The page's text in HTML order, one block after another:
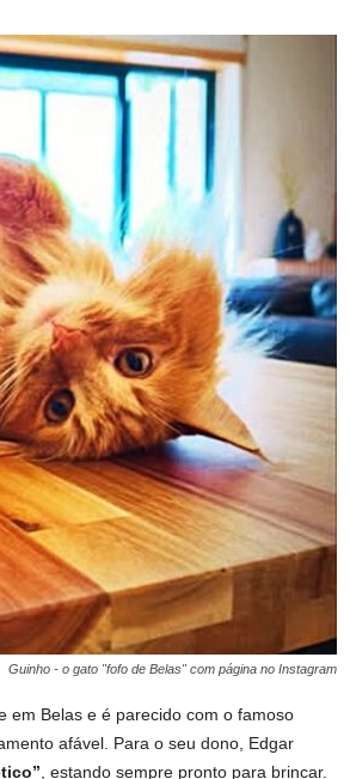
Guinho - o gato "fofo de Belas" com página no Instagram
em Belas e é parecido com o famoso
afável. Para o seu dono, Edgar
, estando sempre pronto para brincar.